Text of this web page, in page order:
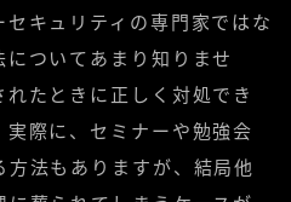
キュリティの専門家ではな
ついてあまり知りませ
たときに正しく対処でき
際に、セミナーや勉強会
法もありますが、結局他